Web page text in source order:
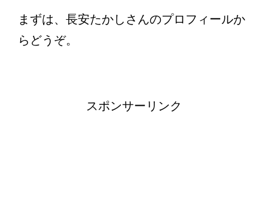
まずは、長安たかしさんのプロフィールか
らどうぞ。
スポンサーリンク